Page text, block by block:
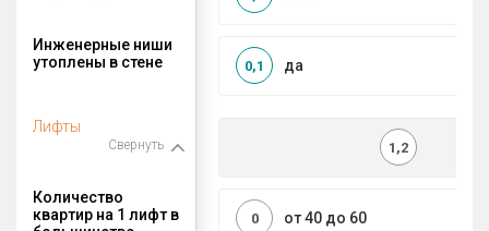
Инженерные ниши
утоплены в стене
да
0,1
Лифты
Свернуть 1,2
Количество
квартир на 1 лифт в
от 40 до 60
0